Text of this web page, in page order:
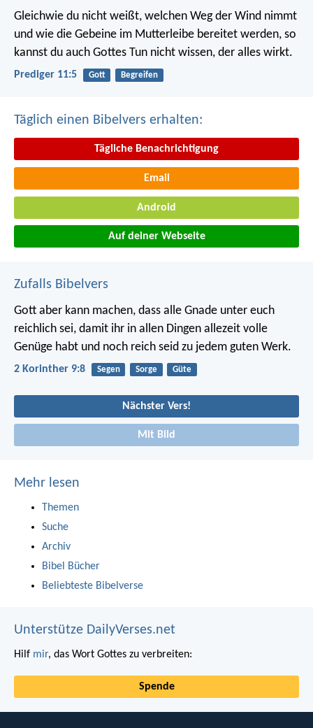
Gleichwie du nicht weißt, welchen Weg der Wind nimmt
und wie die Gebeine im Mutterleibe bereitet werden, so
kannst du auch Gottes Tun nicht wissen, der alles wirkt.
Prediger 11:5 Gott Begreifen
Täglich einen Bibelvers erhalten:
Tägliche Benachrichtigung
Email
Android
Auf deiner Webseite
Zufalls Bibelvers
Gott aber kann machen, dass alle Gnade unter euch
reichlich sei, damit ihr in allen Dingen allezeit volle
Genüge habt und noch reich seid zu jedem guten Werk.
2 Korinther 9:8 Segen Sorge Güte
Nächster Vers!
Mit Bild
Mehr lesen
Themen
Suche
Archiv
Bibel Bücher
Beliebteste Bibelverse
Unterstütze DailyVerses.net
Hilf mir, das Wort Gottes zu verbreiten:
Spende